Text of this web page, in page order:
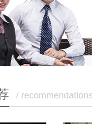
/ recommendations